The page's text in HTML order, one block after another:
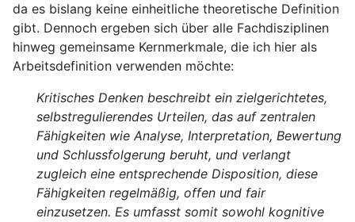
da es bislang keine einheitliche theoretische Definition
gibt. Dennoch ergeben sich über alle Fachdisziplinen
hinweg gemeinsame Kernmerkmale, die ich hier als
Arbeitsdefinition verwenden möchte:
Kritisches Denken beschreibt ein zielgerichtetes,
selbstregulierendes Urteilen, das auf zentralen
Fähigkeiten wie Analyse, Interpretation, Bewertung
und Schlussfolgerung beruht, und verlangt
zugleich eine entsprechende Disposition, diese
Fähigkeiten regelmäßig, offen und fair
einzusetzen. Es umfasst somit sowohl kognitive